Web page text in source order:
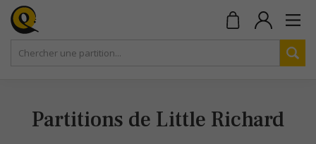
Partitions de Little Richard